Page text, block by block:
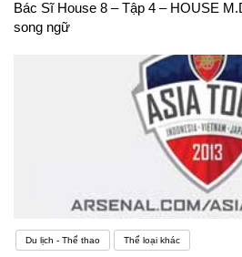
Bác Sĩ House 8 – Tập 4 – HOUSE
song ngữ
Du lịch - Thể thao Thể loại khác